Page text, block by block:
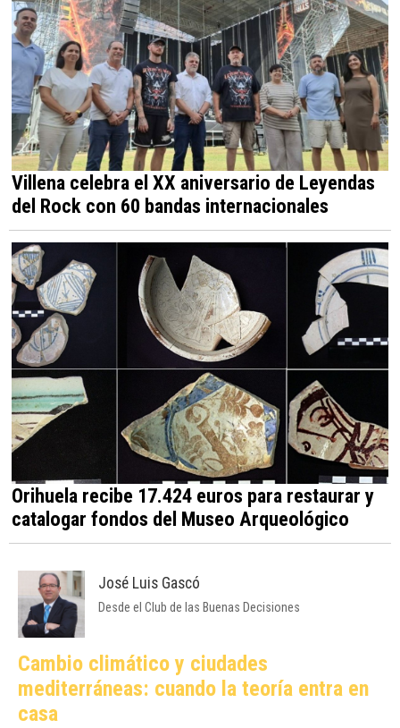
Villena celebra el XX aniversario de Leyendas
del Rock con 60 bandas internacionales
Orihuela recibe 17.424 euros para restaurar y
catalogar fondos del Museo Arqueológico
José Luis Gascó
Desde el Club de las Buenas Decisiones
Cambio climático y ciudades
mediterráneas: cuando la teoría entra en
casa